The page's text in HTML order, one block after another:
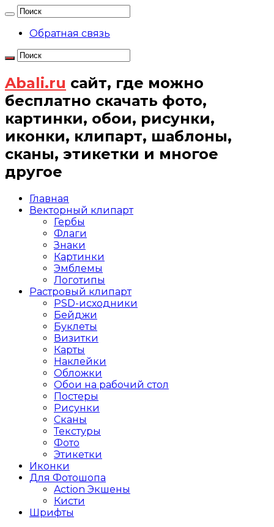
Обратная связь
Abali.ru сайт, где можно
бесплатно скачать фото,
картинки, обои, рисунки,
иконки, клипарт, шаблоны,
сканы, этикетки и многое
другое
Главная
Векторный клипарт
Гербы
Флаги
Знаки
Картинки
Эмблемы
Логотипы
Растровый клипарт
PSD-исходники
Бейджи
Буклеты
Визитки
Карты
Наклейки
Обложки
Обои на рабочий стол
Постеры
Рисунки
Сканы
Текстуры
Фото
Этикетки
Иконки
Для Фотошопа
Action Экшены
Кисти
Шрифты